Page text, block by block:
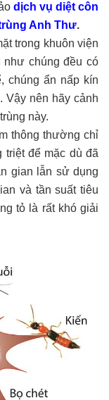
dịch vụ diệt côn
Anh Thư.
trong khuôn viện
như chúng đều có
chúng ẩn nấp kín
Vậy nên hãy cảnh
này.
thông thường chỉ
triệt để mặc dù đã
gian lẫn sử dụng
và tần suất tiêu
tỏ là rất khó giải